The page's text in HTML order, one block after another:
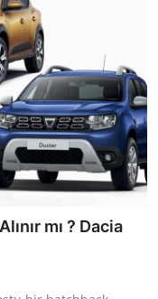
mı ? Dacia